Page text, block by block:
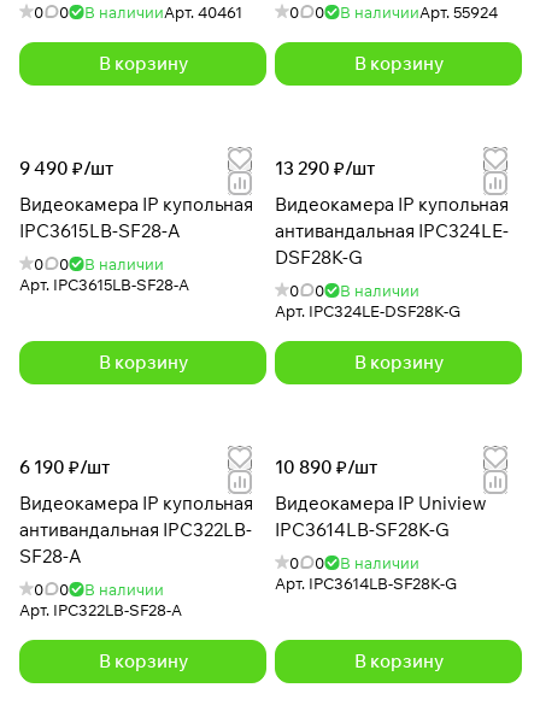
0 0 В наличииАрт.40461
В корзину
0 0 В наличииАрт.55924
В корзину
9 490 ₽/шт
Видеокамера IP купольная
IPC3615LB-SF28-A
0 0
В наличии
Арт. IPC3615LB-SF28-A
В корзину
13 290 ₽/шт
Видеокамера IP купольная
антивандальная IPC324LE-
DSF28K-G
0 0
В наличии
Арт. IPC324LE-DSF28K-G
В корзину
6 190 ₽/шт
Видеокамера IP купольная
антивандальная IPC322LB-
SF28-A
0 0
В наличии
Арт. IPC322LB-SF28-A
В корзину
10 890 ₽/шт
Видеокамера IP Uniview
IPC3614LB-SF28K-G
0 0
В наличии
Арт. IPC3614LB-SF28K-G
В корзину